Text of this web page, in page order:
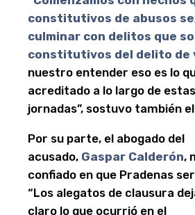
constitutivos de abusos
culminar con delitos que
constitutivos del delito de
nuestro entender eso es lo
acreditado a lo largo de
jornadas”, sostuvo también
Por su parte, el abogado del
acusado, Gaspar Calderón,
confiado en que Pradenas
“Los alegatos de clausura
claro lo que ocurrió en el